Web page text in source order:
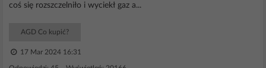
coś się rozszczelniło i wyciekł gaz a...
AGD Co kupić?
17 Mar 2024 16:31